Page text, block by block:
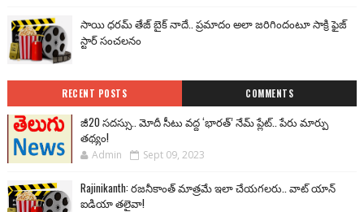
సాయి ధరమ్ తేజ్ బైక్ నాదే.. ప్రమాదం అలా జరిగిందంటూ సాక్రి ఫైజ్
స్టార్ సంచలనం
RECENT POSTS COMMENTS
జీ20 సదస్సు.. మోదీ సీటు వద్ద ‘భారత్’ నేమ్ ప్లేట్‌.. పేరు మార్పు
తథ్యం!
Admin Sept 09, 2023
Rajinikanth: రజనీకాంత్ మాత్రమే ఇలా చేయగలరు.. వాట్ యాన్
ఐడియా తలైవా!